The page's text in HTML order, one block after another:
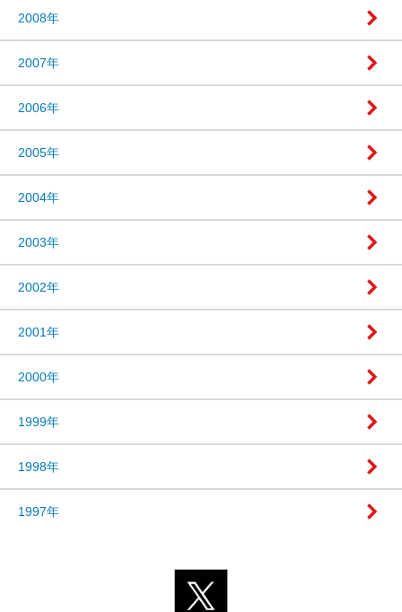
2008年
2007年
2006年
2005年
2004年
2003年
2002年
2001年
2000年
1999年
1998年
1997年